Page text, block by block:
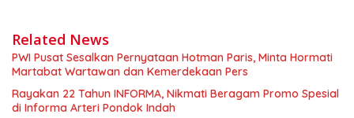
Related News
PWI Pusat Sesalkan Pernyataan Hotman Paris, Minta Hormati
Martabat Wartawan dan Kemerdekaan Pers
Rayakan 22 Tahun INFORMA, Nikmati Beragam Promo Spesial
di Informa Arteri Pondok Indah